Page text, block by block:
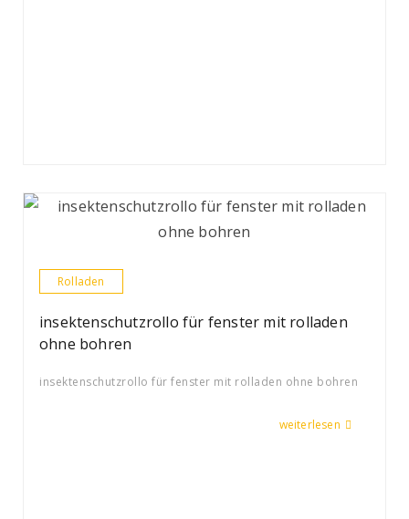
Rolladen
insektenschutzrollo für fenster mit rolladen
ohne bohren
insektenschutzrollo für fenster mit rolladen ohne bohren
weiterlesen